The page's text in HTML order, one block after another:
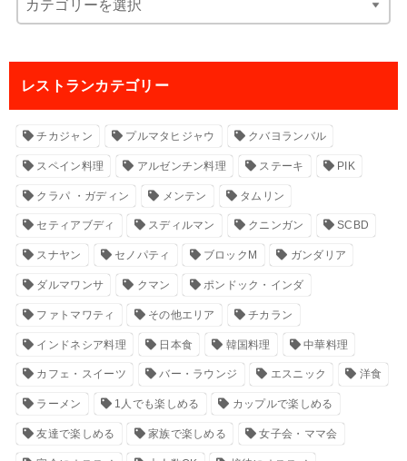
レストランカテゴリー
チカジャン プルマタヒジャウ クバヨランバル
スペイン料理 アルゼンチン料理 ステーキ PIK
クラパ ・ガディン メンテン タムリン
セティアブディ スディルマン クニンガン SCBD
スナヤン セノパティ ブロックM ガンダリア
ダルマワンサ クマン ポンドック・インダ
ファトマワティ その他エリア チカラン
インドネシア料理 日本食 韓国料理 中華料理
カフェ・スイーツ バー・ラウンジ エスニック 洋食
ラーメン 1人でも楽しめる カップルで楽しめる
友達で楽しめる 家族で楽しめる 女子会・ママ会